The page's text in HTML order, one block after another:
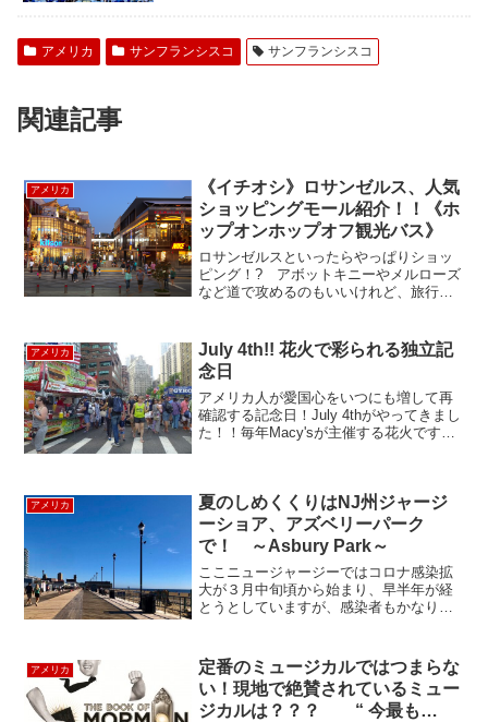
アメリカ サンフランシスコ サンフランシスコ
関連記事
アメリカ
《イチオシ》ロサンゼルス、人気
ショッピングモール紹介！！《ホ
ップオンホップオフ観光バス》
ロサンゼルスといったらやっぱりショッ
ピング！? アボットキニーやメルローズ
など道で攻めるのもいいけれど、旅行で
人気ショッピングモールの紹介です。 サ
ンタモニカプレイス ...
アメリカ
July 4th!! 花火で彩られる独立記
念日
アメリカ人が愛国心をいつにも増して再
確認する記念日！July 4thがやってきまし
た！！毎年Macy'sが主催する花火ですが
ー側で行...
アメリカ
夏のしめくくりはNJ州ジャージ
ーショア、アズベリーパーク
で！ ～Asbury Park～
ここニュージャージーではコロナ感染拡
大が３月中旬頃から始まり、早半年が経
とうとしていますが、感染者もかなり減
終わってしまった夏。いつもだったらバ
ケーションに遠出を...
アメリカ
定番のミュージカルではつまらな
い！現地で絶賛されているミュー
ジカルは？？？ “ 今最も